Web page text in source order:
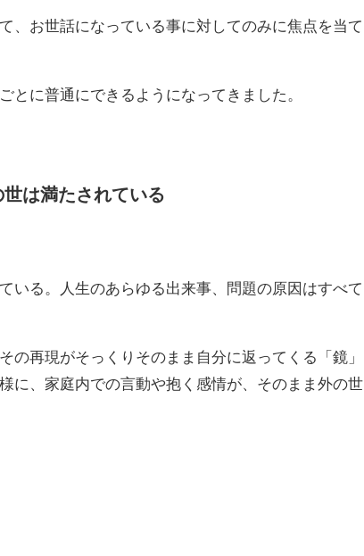
、お世話になっている事に対してのみに焦点を当て
とに普通にできるようになってきました。
は満たされている
いる。人生のあらゆる出来事、問題の原因はすべて
の再現がそっくりそのまま自分に返ってくる「鏡」
に、家庭内での言動や抱く感情が、そのまま外の世